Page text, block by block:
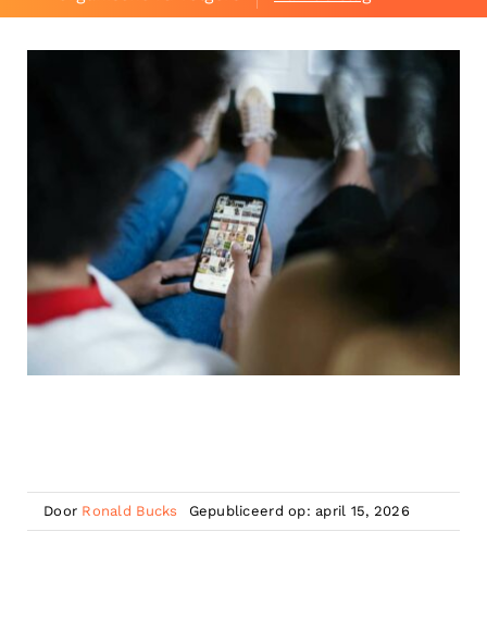
Door Ronald Bucks Gepubliceerd op: april 15, 2026